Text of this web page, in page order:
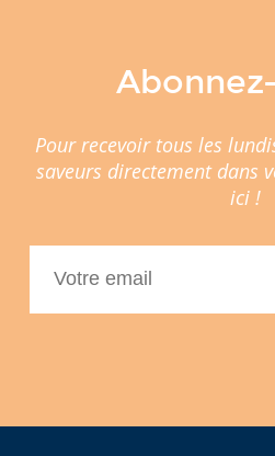
Pour recevoir tous les
saveurs directement dans
ici !